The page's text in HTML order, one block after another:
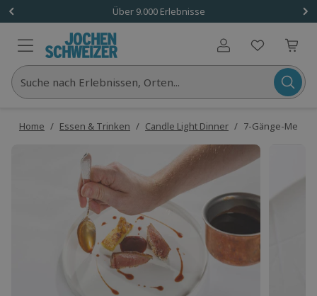
Über 9.000 Erlebnisse
Benutzerkonto
Suche nach Erlebnissen, Orten...
Home / Essen & Trinken / Candle Light Dinner / 7-Gänge-Menü